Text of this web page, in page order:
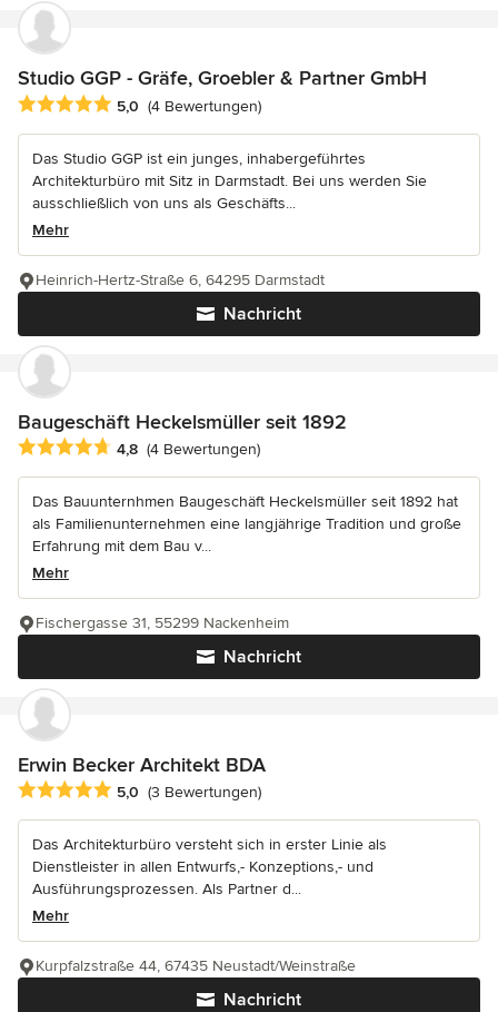
Studio GGP - Gräfe, Groebler & Partner GmbH
Durchschnittliche Bewertung: 5 von 5 Sternen
5,0 (4 Bewertungen)
Das Studio GGP ist ein junges, inhabergeführtes
Architekturbüro mit Sitz in Darmstadt. Bei uns werden Sie
ausschließlich von uns als Geschäfts...
Mehr
Nachricht
Heinrich-Hertz-Straße 6, 64295 Darmstadt
Baugeschäft Heckelsmüller seit 1892
Durchschnittliche Bewertung: 4.8 von 5 Sternen
4,8 (4 Bewertungen)
Das Bauunternhmen Baugeschäft Heckelsmüller seit 1892 hat
als Familienunternehmen eine langjährige Tradition und große
Erfahrung mit dem Bau v...
Mehr
Nachricht
Fischergasse 31, 55299 Nackenheim
Erwin Becker Architekt BDA
Durchschnittliche Bewertung: 5 von 5 Sternen
5,0 (3 Bewertungen)
Das Architekturbüro versteht sich in erster Linie als
Dienstleister in allen Entwurfs,- Konzeptions,- und
Ausführungsprozessen. Als Partner d...
Mehr
Nachricht
Kurpfalzstraße 44, 67435 Neustadt/Weinstraße